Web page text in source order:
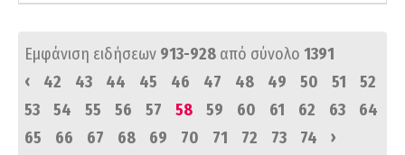
Εμφάνιση ειδήσεων 913-928 από σύνολο 1391
‹
42 43 44 45 46 47 48 49 50 51
52
53
54 55 56 57 58 59 60 61 62 63
64
65
66 67 68 69 70 71 72 73 74 ›